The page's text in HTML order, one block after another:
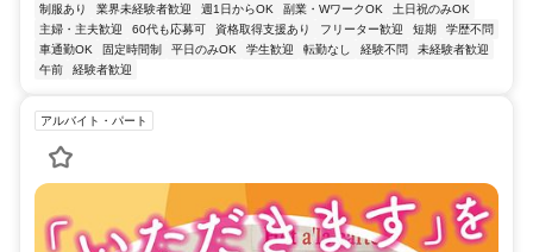
制服あり 業界未経験者歓迎 週1日からOK 副業・WワークOK
土日祝のみOK
主婦・主夫歓迎
60代も応募可 資格取得支援あり フリーター歓迎 短期
学歴不問
車通勤OK
固定時間制 平日のみOK 学生歓迎 転勤なし 経験不問
未経験者歓迎
午前
経験者歓迎
アルバイト・パート